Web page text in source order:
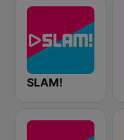
SLAM!